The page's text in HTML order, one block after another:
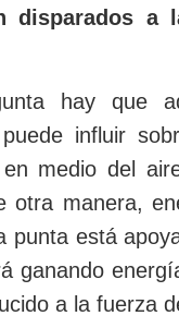
disparados a
hay que
influir
medio del
otra manera,
punta está
ganando
a la fuerza